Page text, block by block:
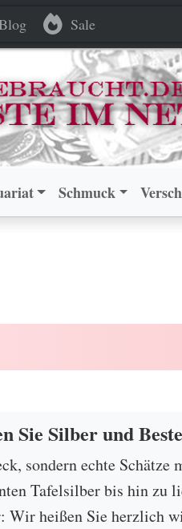
Sale
Schmuck
Sie Silber und
sondern echte
Tafelsilber bis hin
heißen Sie herzlich